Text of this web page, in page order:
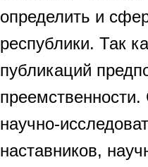
определить и
республики. Так
публикаций
научно-
наставников,